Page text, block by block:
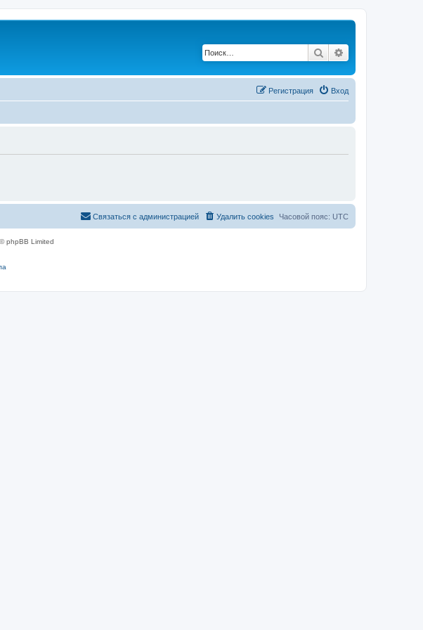
Поиск
Вход
Регистрация
Часовой пояс: UTC
Удалить cookies
Связаться с администрацией
phpBB Limited